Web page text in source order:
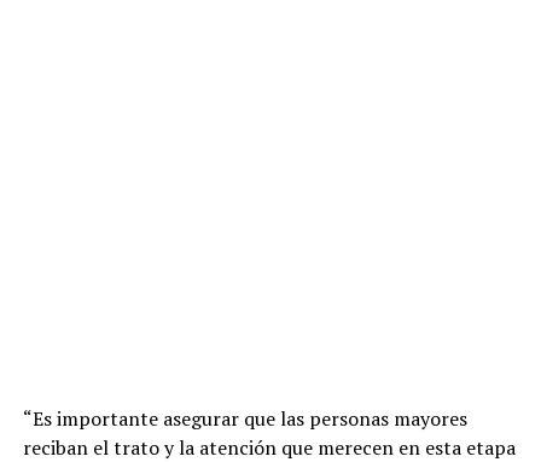
“Es importante asegurar que las personas mayores
reciban el trato y la atención que merecen en esta etapa